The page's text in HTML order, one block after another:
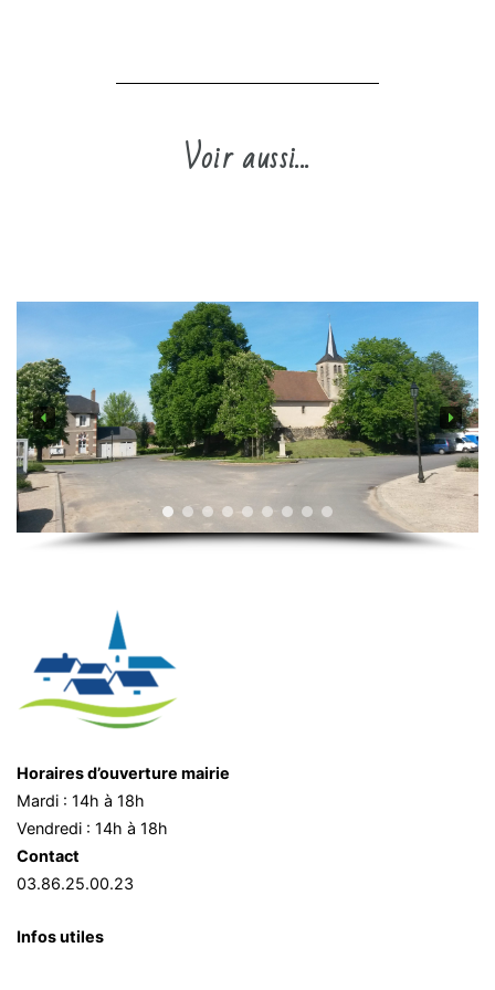
Voir aussi...
Horaires d’ouverture mairie
Mardi : 14h à 18h
Vendredi : 14h à 18h
Contact
03.86.25.00.23
Infos utiles